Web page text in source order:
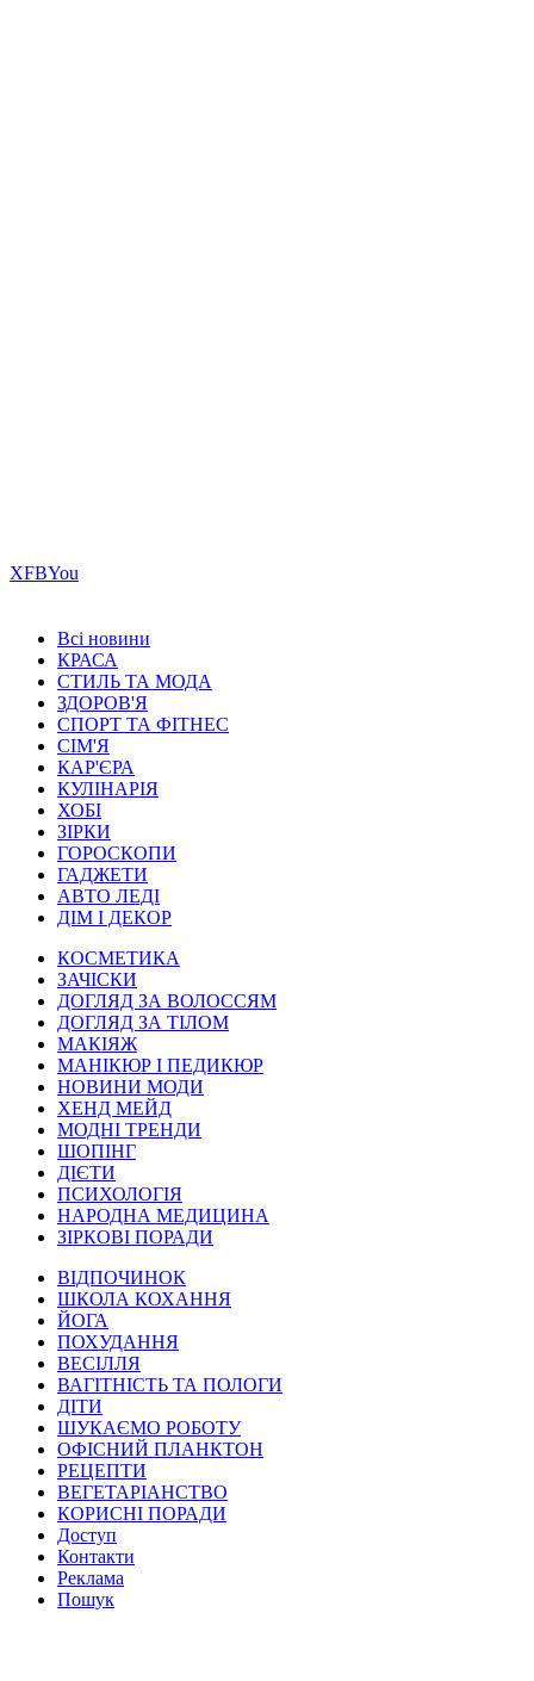
ХFBYou
Всі новини
КРАСА
СТИЛЬ ТА МОДА
ЗДОРОВ'Я
СПОРТ ТА ФІТНЕС
СІМ'Я
КАР'ЄРА
КУЛІНАРІЯ
ХОБІ
ЗІРКИ
ГОРОСКОПИ
ГАДЖЕТИ
АВТО ЛЕДІ
ДІМ І ДЕКОР
КОСМЕТИКА
ЗАЧІСКИ
ДОГЛЯД ЗА ВОЛОССЯМ
ДОГЛЯД ЗА ТІЛОМ
МАКІЯЖ
МАНІКЮР І ПЕДИКЮР
НОВИНИ МОДИ
ХЕНД МЕЙД
МОДНІ ТРЕНДИ
ШОПІНГ
ДІЄТИ
ПСИХОЛОГІЯ
НАРОДНА МЕДИЦИНА
ЗІРКОВІ ПОРАДИ
ВІДПОЧИНОК
ШКОЛА КОХАННЯ
ЙОГА
ПОХУДАННЯ
ВЕСІЛЛЯ
ВАГІТНІСТЬ ТА ПОЛОГИ
ДІТИ
ШУКАЄМО РОБОТУ
ОФІСНИЙ ПЛАНКТОН
РЕЦЕПТИ
ВЕГЕТАРІАНСТВО
КОРИСНІ ПОРАДИ
Доступ
Контакти
Реклама
Пошук